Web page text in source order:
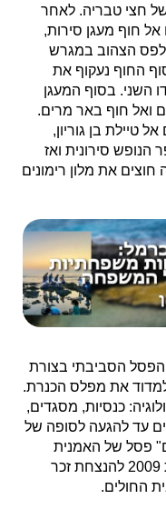
של חצי טבריה. לאחר
חוף מעגן סירות,
הצהוב במגרש
החוף נעקוף את
השני. בסוף המעגן
ואל חוף באר מרים.
מגיעים אל טיילת בן גוריון,
הנופש סירונית ואז
את מלון רימונים
הסביבתי בצורת
את מפלס הכנרת.
כנסיות, מסגדים,
עד להגעה לסופה של
פסל של האמנית
אילנה גור, הפסל הוקם בטבריה בשנת 2009 להנצחת זכר
החולים.